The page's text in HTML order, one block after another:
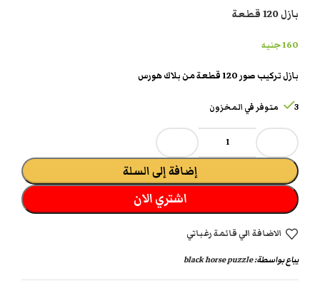
بازل 120 قطعة
160جنيه
بازل تركيب صور 120 قطعة من بلاك هورس
3 متوفر في المخزون
إضافة إلى السلة
اشتري الان
الاضافة الي قائمة رغباتي
يباع بواسطة:black horse puzzle